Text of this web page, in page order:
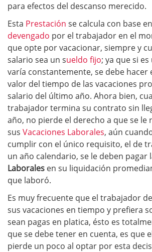
para efectos del descanso merecido.
Esta Prestación se calcula con base
devengado por el trabajador en el
que opte por vacacionar, siempre y
salario sea un sueldo fijo; ya que si
varía constantemente, se debe hacer
valor del tiempo de las vacaciones
salario del último año. Ahora bien,
trabajador termina su contrato sin
año, no pierde el derecho a que se le
sus Vacaciones Laborales, aún
cumplir con el único requisito, el de
un año calendario, se le deben pagar
Laborales en su liquidación
que laboró.
Es muy frecuente que el trabajador
sus vacaciones en tiempo y prefiera
sean pagas en platica, ésto es
que se debe tener en cuenta, es que
pierde un poco al optar por esta